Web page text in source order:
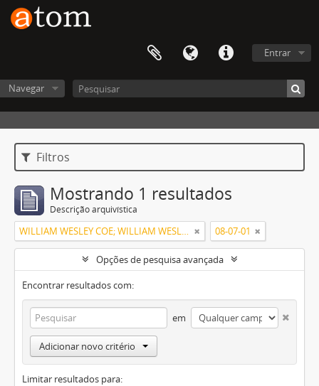
Entrar
Navegar
Filtros
Mostrando 1 resultados
Descrição arquivística
WILLIAM WESLEY COE; WILLIAM WESLEY COE JUNIOR 08-07-01
Opções de pesquisa avançada
Encontrar resultados com:
em
Adicionar novo critério
Limitar resultados para: